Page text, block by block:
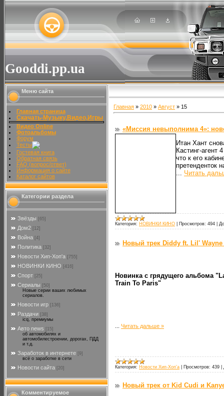
Gooddi.pp.ua
Меню сайта
Главная страница
Скачать-Музыку,Видео,Игры
Видео Online
Фотоальбомы
Форум
Тесты
Гостевая книга
Обратная связь
FAQ (вопрос/ответ)
Информация о сайте
Каталог сайтов
Категории раздела
Звёзды [65]
Дом2 [12]
Война [4]
Политика [32]
Новости Хип-Хоп'а [755]
НОВИНКИ КИНО [416]
Спорт [25]
Сериалы
[50]
Новые серии ваших любимых
сериалов.
Новости игр [136]
Раздачи
[38]
icq, премиумы
Авто news
[15]
об автомобилях и
автомобилестроении, дорогах, ПДД
и т.д.
Заработок в интернете [9]
всё о заработке в сети
Новости сайта [20]
Комментируемое
Главная » 2010 » Август » 15
«Миссия невыполнима 4»:
Итан Хант
Кастинг-
что к его
претенденток
Читать
Категория: НОВИНКИ КИНО Просмотров: 494
Новый трек Diddy ft. Lil'
Новинка с грядущего альбома
Train To Paris"
Читать дальше »
Категория: Новости Хип-Хоп'а Просмотров: 439
Новый трек от Kid Cudi и